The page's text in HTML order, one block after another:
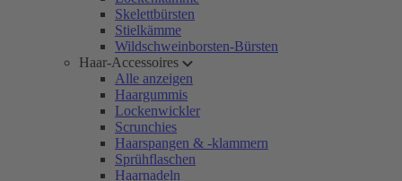
Skelettbürsten
Stielkämme
Wildschweinborsten-Bürsten
Haar-Accessoires
Alle anzeigen
Haargummis
Lockenwickler
Scrunchies
Haarspangen & -klammern
Sprühflaschen
Haarnadeln